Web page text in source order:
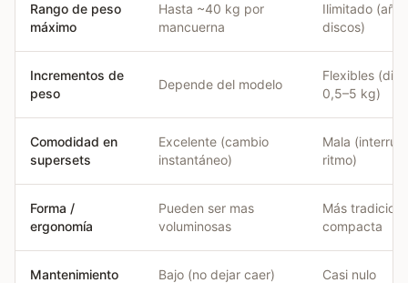
Rango de peso
máximo
Hasta ~40 kg por
mancuerna
Ilimitado
discos)
Incrementos de
peso
Depende del modelo
Flexibles
0,5–5 kg)
Comodidad en
supersets
Excelente (cambio
instantáneo)
Mala
ritmo)
Forma /
ergonomía
Pueden ser mas
voluminosas
Más
compacta
Mantenimiento Bajo (no dejar caer) Casi nulo